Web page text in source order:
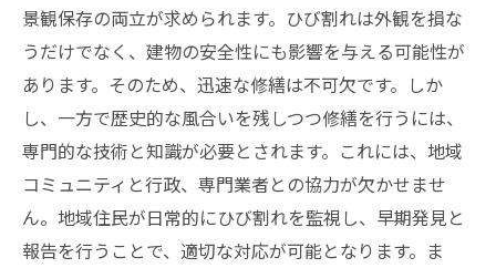
景観保存の両立が求められます。ひび割れは外観を損な
うだけでなく、建物の安全性にも影響を与える可能性が
あります。そのため、迅速な修繕は不可欠です。しか
し、一方で歴史的な風合いを残しつつ修繕を行うには、
専門的な技術と知識が必要とされます。これには、地域
コミュニティと行政、専門業者との協力が欠かせませ
ん。地域住民が日常的にひび割れを監視し、早期発見と
報告を行うことで、適切な対応が可能となります。ま